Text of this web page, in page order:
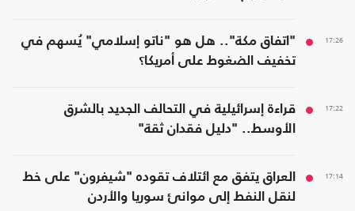
17:26
"اتفاق مكة".. هل هو "ناتو إسلامي" يُسهم في
تخفيف الضغوط على أمريكا؟
17:22
قراءة إسرائيلية في التحالف الجديد بالشرق
الأوسط.. "دليل فقدان ثقة"
17:14
العراق يتفق مع ائتلاف تقوده "شيفرون" على خط
لنقل النفط إلى موانئ سوريا والأردن